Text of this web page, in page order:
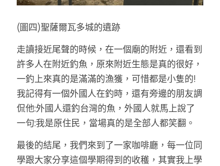
(圖四)聖薩爾瓦多城的遺跡
走讀接近尾聲的時候，在一個廟的附近，還看到
許多人在附近釣魚，原來附近生態是真的很好，
一釣上來真的是滿滿的漁獲，可惜都是小隻的!
我記得有一個外國人在釣時，還有旁邊的朋友調
侃他:外國人還釣台灣的魚，外國人就馬上說了
一句:我是原住民，當場真的是全部人都笑翻。
最後的結尾，我們來到了一家咖啡廳，每一位同
學跟大家分享這個學期得到的收穫，其實我上學